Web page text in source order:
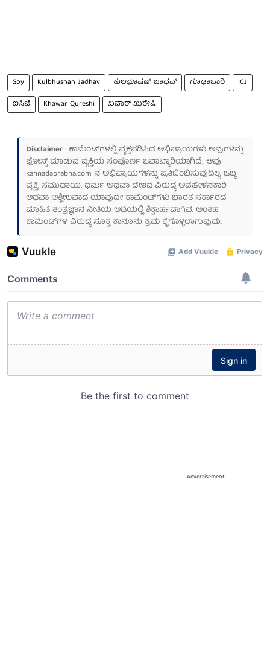
Spy Kulbhushan Jadhav ಕುಲಭೂಷಣ್ ಜಾಧವ್ ಗೂಢಾಚಾರಿ
ICJ
ಐಸಿಜೆ
Khawar Qureshi ಖವಾರ್ ಖುರೇಷಿ
Disclaimer: ಕಾಮೆಂಟ್‌ಗಳಲ್ಲಿ ವ್ಯಕ್ತಪಡಿಸಿದ ಅಭಿಪ್ರಾಯಗಳು ಅವುಗಳನ್ನು
ಪೋಸ್ಟ್ ಮಾಡುವ ವ್ಯಕ್ತಿಯ ಸಂಪೂರ್ಣ ಜವಾಬ್ದಾರಿಯಾಗಿದೆ; ಅವು
kannadaprabha.com ನ ಅಭಿಪ್ರಾಯಗಳನ್ನು ಪ್ರತಿಬಿಂಬಿಸುವುದಿಲ್ಲ. ಒಬ್ಬ
ವ್ಯಕ್ತಿ, ಸಮುದಾಯ, ಧರ್ಮ ಅಥವಾ ದೇಶದ ವಿರುದ್ಧ ಅವಹೇಳನಕಾರಿ
ಅಥವಾ ಅಶ್ಲೀಲವಾದ ಯಾವುದೇ ಕಾಮೆಂಟ್‌ಗಳು ಭಾರತ ಸರ್ಕಾರದ
ಮಾಹಿತಿ ತಂತ್ರಜ್ಞಾನ ನೀತಿಯ ಅಡಿಯಲ್ಲಿ ಶಿಕ್ಷಾರ್ಹವಾಗಿವೆ. ಅಂತಹ
ಕಾಮೆಂಟ್‌ಗಳ ವಿರುದ್ಧ ಸೂಕ್ತ ಕಾನೂನು ಕ್ರಮ ಕೈಗೊಳ್ಳಲಾಗುವುದು.
Advertisement